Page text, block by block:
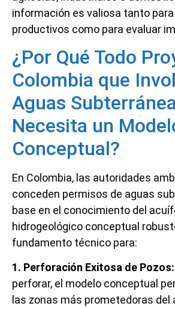
información es valiosa tanto
productivos como para evaluar
¿Por Qué Todo
Colombia que
Aguas
Necesita un
Conceptual?
En Colombia, las autoridades
conceden permisos de aguas
base en el conocimiento del
hidrogeológico conceptual
fundamento técnico para:
1. Perforación Exitosa de Pozos:
perforar, el modelo conceptual
las zonas más prometedoras del